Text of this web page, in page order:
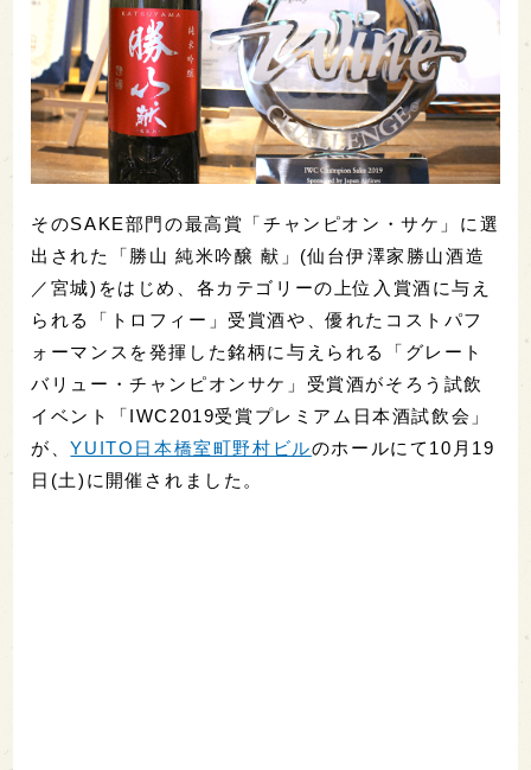
そのSAKE部門の最高賞「チャンピオン・サケ」に選
出された「勝山 純米吟醸 献」(仙台伊澤家勝山酒造
／宮城)をはじめ、各カテゴリーの上位入賞酒に与え
られる「トロフィー」受賞酒や、優れたコストパフ
ォーマンスを発揮した銘柄に与えられる「グレート
バリュー・チャンピオンサケ」受賞酒がそろう試飲
イベント「IWC2019受賞プレミアム日本酒試飲会」
が、YUITO日本橋室町野村ビルのホールにて10月19
日(土)に開催されました。